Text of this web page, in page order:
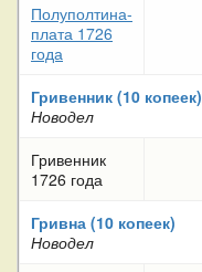
Полуполтина-
плата 1726
года
Гривенник (10 копеек)
Новодел
Гривенник
1726 года
Гривна (10 копеек)
Новодел